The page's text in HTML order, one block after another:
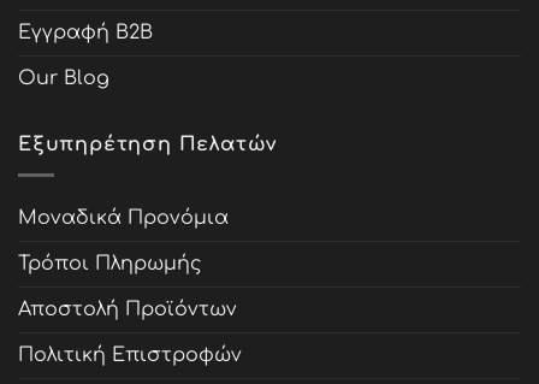
Εγγραφή B2B
Our Blog
Εξυπηρέτηση Πελατών
Μοναδικά Προνόμια
Τρόποι Πληρωμής
Αποστολή Προϊόντων
Πολιτική Επιστροφών